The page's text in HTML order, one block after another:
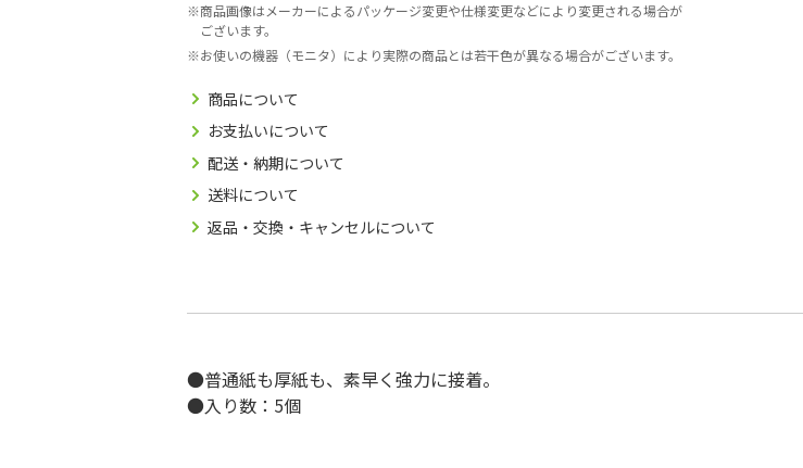
商品画像はメーカーによるパッケージ変更や仕様変更などにより変更される場合が
ございます。
お使いの機器（モニタ）により実際の商品とは若干色が異なる場合がございます。
商品について
お支払いについて
配送・納期について
送料について
返品・交換・キャンセルについて
●普通紙も厚紙も、素早く強力に接着。
●入り数：5個